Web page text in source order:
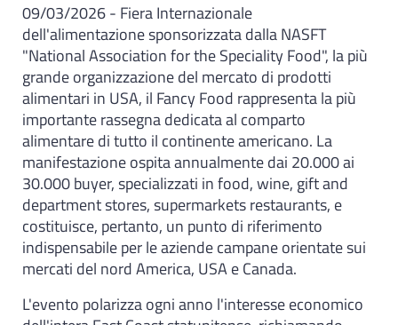
09/03/2026 - Fiera Internazionale
dell'alimentazione sponsorizzata dalla NASFT
"National Association for the Speciality Food", la più
grande organizzazione del mercato di prodotti
alimentari in USA, il Fancy Food rappresenta la più
importante rassegna dedicata al comparto
alimentare di tutto il continente americano. La
manifestazione ospita annualmente dai 20.000 ai
30.000 buyer, specializzati in food, wine, gift and
department stores, supermarkets restaurants, e
costituisce, pertanto, un punto di riferimento
indispensabile per le aziende campane orientate sui
mercati del nord America, USA e Canada.
L'evento polarizza ogni anno l'interesse economico